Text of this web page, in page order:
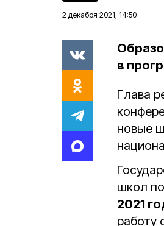
2 декабря 2021, 14:50
в
Глава
новые
школ
2021
работу